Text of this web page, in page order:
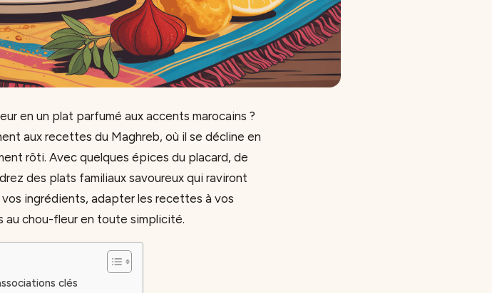
en un plat parfumé aux accents marocains ?
aux recettes du Maghreb, où il se décline en
rôti. Avec quelques épices du placard, de
des plats familiaux savoureux qui raviront
ingrédients, adapter les recettes à vos
au chou-fleur en toute simplicité.
clés